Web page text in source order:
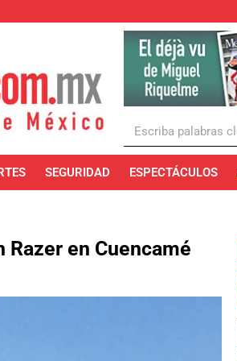
SEGURIDAD ESPECTÁCULOS
en Cuencamé